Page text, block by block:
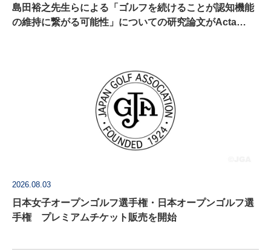
島田裕之先生らによる「ゴルフを続けることが認知機能
の維持に繋がる可能性」についての研究論文がActa
2026.08.03
日本女子オープンゴルフ選手権・日本オープンゴルフ選
手権 プレミアムチケット販売を開始